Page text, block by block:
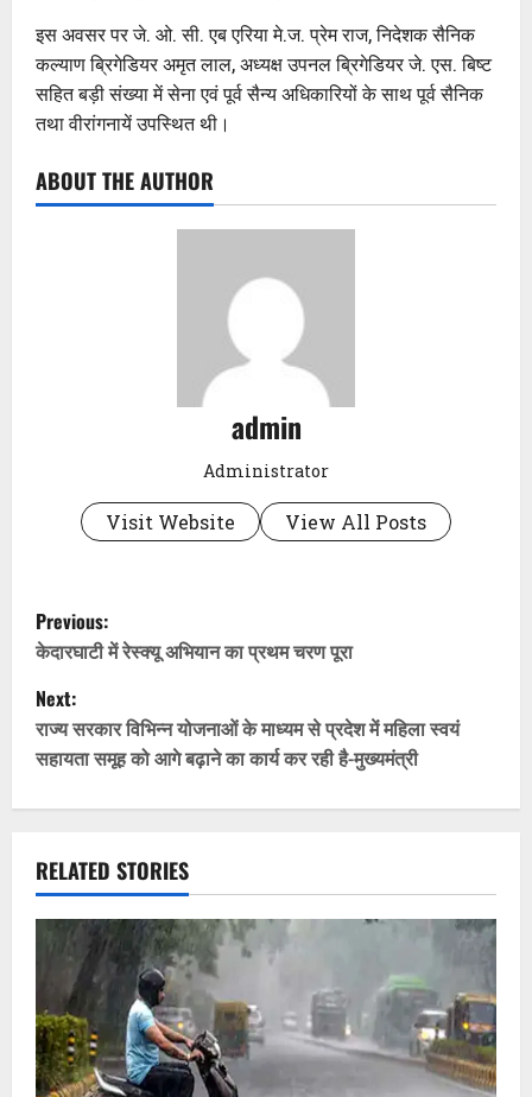
इस अवसर पर जे. ओ. सी. एब एरिया मे.ज. प्रेम राज, निदेशक सैनिक
कल्याण ब्रिगेडियर अमृत लाल, अध्यक्ष उपनल ब्रिगेडियर जे. एस. बिष्ट
सहित बड़ी संख्या में सेना एवं पूर्व सैन्य अधिकारियों के साथ पूर्व सैनिक
तथा वीरांगनायें उपस्थित थी।
ABOUT THE AUTHOR
admin
Administrator
Visit Website View All Posts
P
o
s
t
n
a
v
g
a
Previous:
केदारघाटी में रेस्क्यू अभियान का प्रथम चरण पूरा
Next:
राज्य सरकार विभिन्न योजनाओं के माध्यम से प्रदेश में महिला स्वयं
सहायता समूह को आगे बढ़ाने का कार्य कर रही है-मुख्यमंत्री
RELATED STORIES